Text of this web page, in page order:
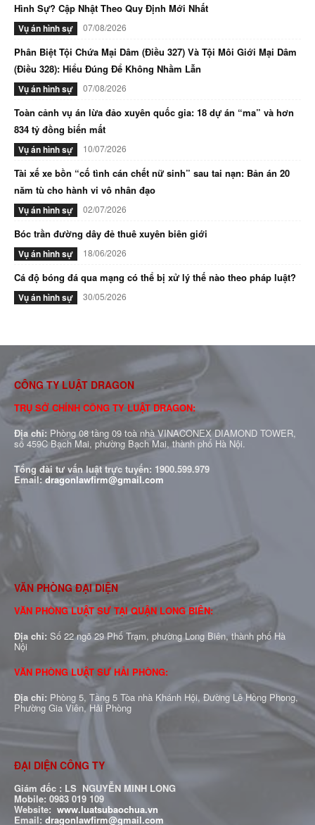
Hình Sự? Cập Nhật Theo Quy Định Mới Nhất
Vụ án hình sự 07/08/2026
Phân Biệt Tội Chứa Mại Dâm (Điều 327) Và Tội Môi Giới Mại Dâm
(Điều 328): Hiểu Đúng Để Không Nhầm Lẫn
Vụ án hình sự 07/08/2026
Toàn cảnh vụ án lừa đảo xuyên quốc gia: 18 dự án “ma” và hơn
834 tỷ đồng biến mất
Vụ án hình sự 10/07/2026
Tài xế xe bồn “cố tình cán chết nữ sinh” sau tai nạn: Bản án 20
năm tù cho hành vi vô nhân đạo
Vụ án hình sự 02/07/2026
Bóc trần đường dây đẻ thuê xuyên biên giới
Vụ án hình sự 18/06/2026
Cá độ bóng đá qua mạng có thể bị xử lý thế nào theo pháp luật?
Vụ án hình sự 30/05/2026
CÔNG TY LUẬT DRAGON
TRỤ SỞ CHÍNH CÔNG TY LUẬT DRAGON:
Địa chỉ: Phòng 08 tầng 09 toà nhà VINACONEX DIAMOND TOWER,
số 459C Bạch Mai, phường Bạch Mai, thành phố Hà Nội.
Tổng đài tư vấn luật trực tuyến: 1900.599.979
Email:dragonlawfirm@gmail.com
VĂN PHÒNG ĐẠI DIỆN
VĂN PHÒNG LUẬT SƯ TẠI QUẬN LONG BIÊN:
Địa chỉ: Số 22 ngõ 29 Phố Trạm, phường Long Biên, thành phố Hà
Nội
VĂN PHÒNG LUẬT SƯ HẢI PHÒNG:
Địa chỉ: Phòng 5, Tầng 5 Tòa nhà Khánh Hội, Đường Lê Hồng Phong,
Phường Gia Viên, Hải Phòng
ĐẠI DIỆN CÔNG TY
Giám đốc : LS NGUYỄN MINH LONG
Mobile: 0983 019 109
Website: www.luatsubaochua.vn
Email: dragonlawfirm@gmail.com